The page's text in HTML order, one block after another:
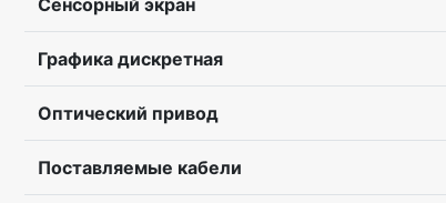
Сенсорный экран
Графика дискретная
Оптический привод
Поставляемые кабели